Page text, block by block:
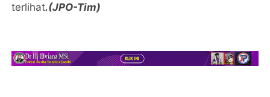
terlihat.(JPO-Tim)